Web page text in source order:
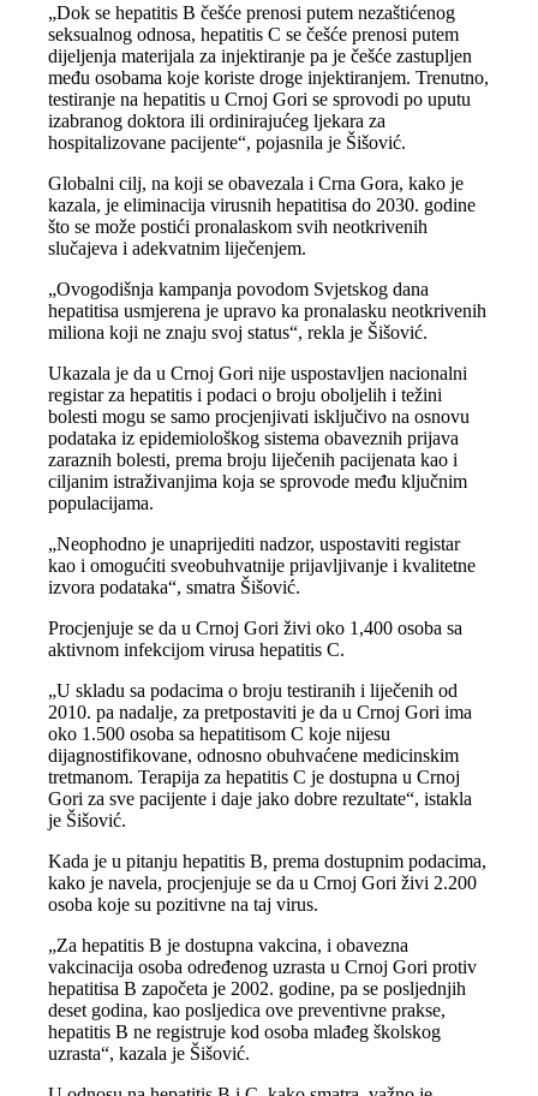
„Dok se hepatitis B češće prenosi putem nezaštićenog
seksualnog odnosa, hepatitis C se češće prenosi putem
dijeljenja materijala za injektiranje pa je češće zastupljen
među osobama koje koriste droge injektiranjem. Trenutno,
testiranje na hepatitis u Crnoj Gori se sprovodi po uputu
izabranog doktora ili ordinirajućeg ljekara za
hospitalizovane pacijente“, pojasnila je Šišović.
Globalni cilj, na koji se obavezala i Crna Gora, kako je
kazala, je eliminacija virusnih hepatitisa do 2030. godine
što se može postići pronalaskom svih neotkrivenih
slučajeva i adekvatnim liječenjem.
„Ovogodišnja kampanja povodom Svjetskog dana
hepatitisa usmjerena je upravo ka pronalasku neotkrivenih
miliona koji ne znaju svoj status“, rekla je Šišović.
Ukazala je da u Crnoj Gori nije uspostavljen nacionalni
registar za hepatitis i podaci o broju oboljelih i težini
bolesti mogu se samo procjenjivati isključivo na osnovu
podataka iz epidemiološkog sistema obaveznih prijava
zaraznih bolesti, prema broju liječenih pacijenata kao i
ciljanim istraživanjima koja se sprovode među ključnim
populacijama.
„Neophodno je unaprijediti nadzor, uspostaviti registar
kao i omogućiti sveobuhvatnije prijavljivanje i kvalitetne
izvora podataka“, smatra Šišović.
Procjenjuje se da u Crnoj Gori živi oko 1,400 osoba sa
aktivnom infekcijom virusa hepatitis C.
„U skladu sa podacima o broju testiranih i liječenih od
2010. pa nadalje, za pretpostaviti je da u Crnoj Gori ima
oko 1.500 osoba sa hepatitisom C koje nijesu
dijagnostifikovane, odnosno obuhvaćene medicinskim
tretmanom. Terapija za hepatitis C je dostupna u Crnoj
Gori za sve pacijente i daje jako dobre rezultate“, istakla
je Šišović.
Kada je u pitanju hepatitis B, prema dostupnim podacima,
kako je navela, procjenjuje se da u Crnoj Gori živi 2.200
osoba koje su pozitivne na taj virus.
„Za hepatitis B je dostupna vakcina, i obavezna
vakcinacija osoba određenog uzrasta u Crnoj Gori protiv
hepatitisa B započeta je 2002. godine, pa se posljednjih
deset godina, kao posljedica ove preventivne prakse,
hepatitis B ne registruje kod osoba mlađeg školskog
uzrasta“, kazala je Šišović.